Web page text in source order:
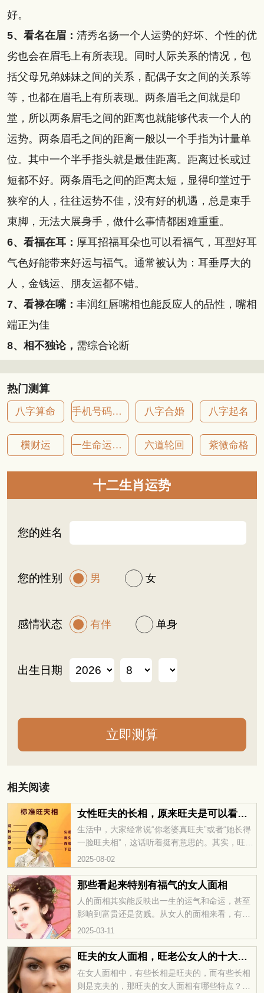
好。
5、看名在眉： 清秀名扬一个人运势的好坏、个性的优
劣也会在眉毛上有所表现。同时人际关系的情况，包
括父母兄弟姊妹之间的关系，配偶子女之间的关系等
等，也都在眉毛上有所表现。两条眉毛之间就是印
堂，所以两条眉毛之间的距离也就能够代表一个人的
运势。两条眉毛之间的距离一般以一个手指为计量单
位。其中一个半手指头就是最佳距离。距离过长或过
短都不好。两条眉毛之间的距离太短，显得印堂过于
狭窄的人，往往运势不佳，没有好的机遇，总是束手
束脚，无法大展身手，做什么事情都困难重重。
6、看福在耳： 厚耳招福耳朵也可以看福气，耳型好耳
气色好能带来好运与福气。通常被认为：耳垂厚大的
人，金钱运、朋友运都不错。
7、看禄在嘴： 丰润红唇嘴相也能反应人的品性，嘴相
端正为佳
8、相不独论， 需综合论断
热门测算
八字算命 手机号码吉凶 八字合婚 八字起名
横财运 一生命运详批 六道轮回 紫微命格
十二生肖运势
您的姓名
您的性别 男 女
感情状态 有伴 单身
出生日期
相关阅读
女性旺夫的长相，原来旺夫是可以看出来的
生活中，大家经常说“你老婆真旺夫”或者“她长得
一脸旺夫相”，这话听着挺有意思的。其实，旺夫
的女人到底长啥样？她们有什么特别的面相或者
气质，能给另一半带来好运？想知道答案的话，
就跟我一起来看看，女性旺夫的长相吧。
2025-08-02
那些看起来特别有福气的女人面相
人的面相其实能反映出一生的运气和命运，甚至
影响到富贵还是贫贱。从女人的面相来看，有些
特征的女人通常运势不错，生活也比较顺利。接
下来，就来聊聊那些看起来特别有福气的女人面
相吧。
2025-03-11
旺夫的女人面相，旺老公女人的十大特征
在女人面相中，有些长相是旺夫的，而有些长相
则是克夫的，那旺夫的女人面相有哪些特点？旺